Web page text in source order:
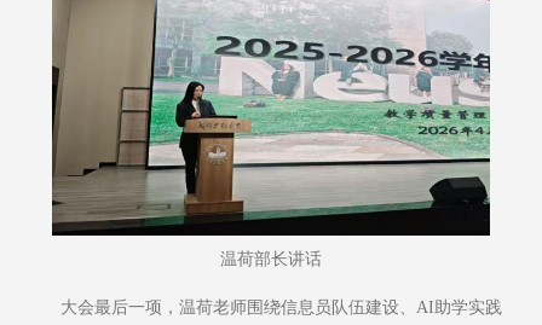
温荷部长讲话
大会最后一项，温荷老师围绕信息员队伍建设、AI助学实践